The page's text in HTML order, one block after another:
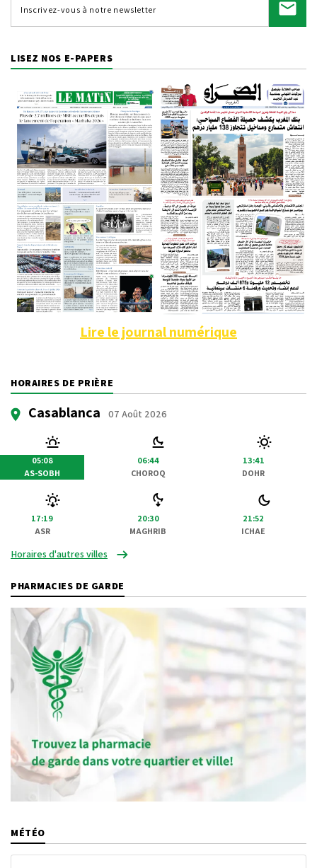
LISEZ NOS E-PAPERS
Lire le journal numérique
HORAIRES DE PRIÈRE
Casablanca 07 Août 2026
05:08
AS-SOBH
06:44
CHOROQ
13:41
DOHR
17:19
ASR
20:30
MAGHRIB
21:52
ICHAE
Horaires d'autres villes
PHARMACIES DE GARDE
MÉTÉO